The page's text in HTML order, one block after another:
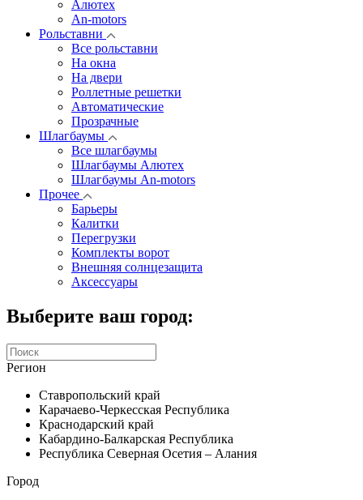
Алютех
An-motors
Рольставни
Все рольставни
На окна
На двери
Роллетные решетки
Автоматические
Прозрачные
Шлагбаумы
Все шлагбаумы
Шлагбаумы Алютех
Шлагбаумы An-motors
Прочее
Барьеры
Калитки
Перегрузки
Комплекты ворот
Внешняя солнцезащита
Аксессуары
Выберите ваш город:
Регион
Ставропольский край
Карачаево-Черкесская Республика
Краснодарский край
Кабардино-Балкарская Республика
Республика Северная Осетия – Алания
Город